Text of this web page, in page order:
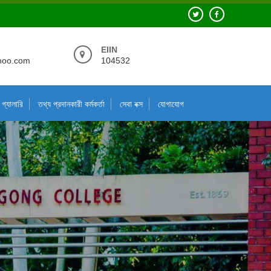
EIIN
104532
গ্যালারি তথ্য প্রদানকারী কর্মকর্তা সেবা বক্স যোগাযোগ